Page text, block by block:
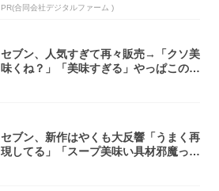
PR(合同会社デジタルファーム )
セブン、人気すぎて再々販売→「クソ美
味くね？」「美味すぎる」やっぱこのク
セブン、新作はやくも大反響「うまく再
現してる」「スープ美味い具材邪魔って